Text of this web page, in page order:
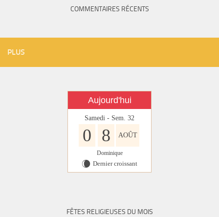
COMMENTAIRES RÉCENTS
PLUS
Aujourd'hui
Samedi - Sem. 32
0 8 AOÛT
Dominique
W Dernier croissant
FÊTES RELIGIEUSES DU MOIS